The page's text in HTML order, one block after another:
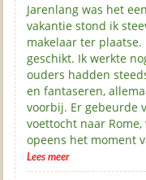
Jarenlang was het
vakantie stond ik
makelaar ter
geschikt. Ik werkte
ouders hadden
en fantaseren,
voorbij. Er gebeurde
voettocht naar
opeens het moment
Lees meer